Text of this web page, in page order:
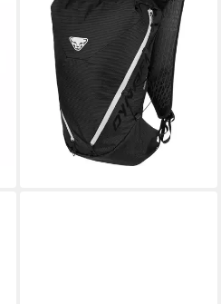
Cityrucksack TRAVERSE 16
BACKPACK
100,00 €
120,00 €
-17%
lieferbar - in 3-4 Werktagen bei dir